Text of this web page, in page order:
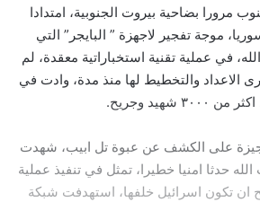
بضاحية بيروت الجنوبية، امتدادا
موجة تفجير لاجهزة ” البايجر” التي
في عملية تقنية استخباراتية معقدة، لم
الاعداد والتخطيط لها منذ مدة، وادت في
وجريح.
على الكشف عن عبوة تل ابيب، شهدت
حدثا امنيا خطيرا، تمثل في تنفيذ عملية
ان تكون اسرائيل خلفها، استهدفت شبكة